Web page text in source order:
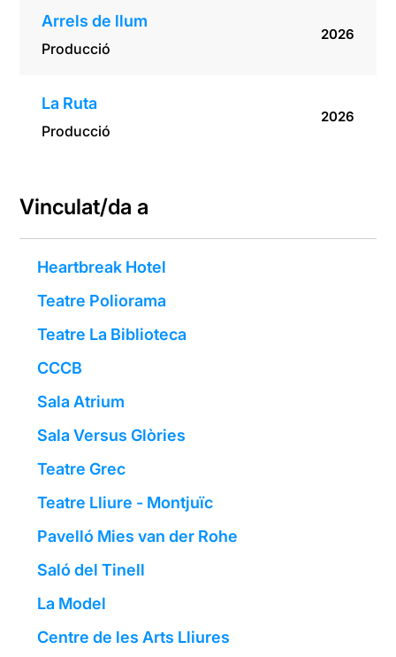
Arrels de llum
Producció
2026
La Ruta
Producció
2026
Vinculat/da a
Heartbreak Hotel
Teatre Poliorama
Teatre La Biblioteca
CCCB
Sala Atrium
Sala Versus Glòries
Teatre Grec
Teatre Lliure - Montjuïc
Pavelló Mies van der Rohe
Saló del Tinell
La Model
Centre de les Arts Lliures